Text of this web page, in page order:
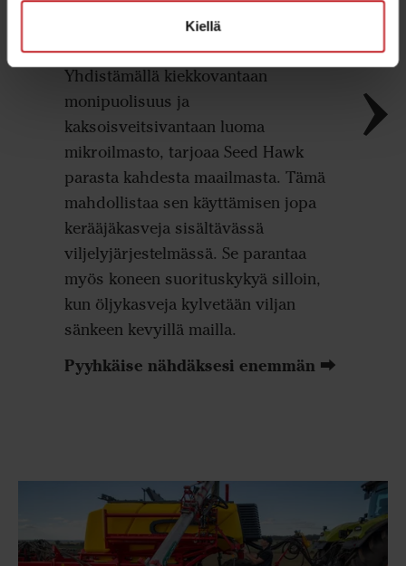
Kiellä
Kiekon ja vantaiston
Yhdistämällä kiekkovantaan
monipuolisuus ja
kaksoisveitsivantaan luoma
mikroilmasto, tarjoaa Seed Hawk
parasta kahdesta maailmasta. Tämä
mahdollistaa sen käyttämisen jopa
kerääjäkasveja sisältävässä
viljelyjärjestelmässä. Se parantaa
myös koneen suorituskykyä silloin,
kun öljykasveja kylvetään viljan
sänkeen kevyillä mailla.
Pyyhkäise nähdäksesi enemmän ⮕
toimii